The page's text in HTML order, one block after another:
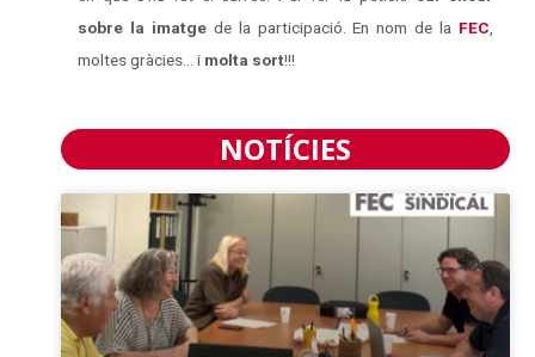
sobre la imatgede la participació. En nom de la FEC,
moltes gràcies… i molta sort!!!
NOTÍCIES